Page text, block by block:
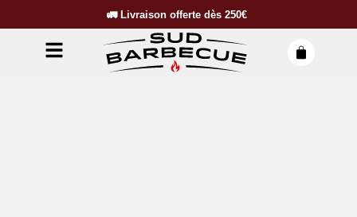
🚛 Livraison offerte dès 250€